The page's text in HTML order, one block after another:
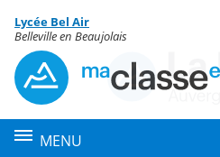
Menu de la rubrique
Contenu
Lycée Bel Air
Belleville en Beaujolais
MENU